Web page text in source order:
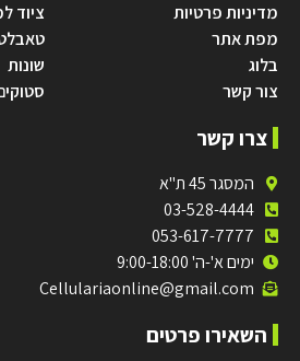
מדיניות פרטיות
מפת אתר
בלוג
צור קשר
ציוד
שונות
צרו קשר
המסגר 45 ת"א
03-528-4444
053-617-7777
ימים א'-ה' 9:00-18:00
Cellulariaonline@gmail.com
השאירו פרטים